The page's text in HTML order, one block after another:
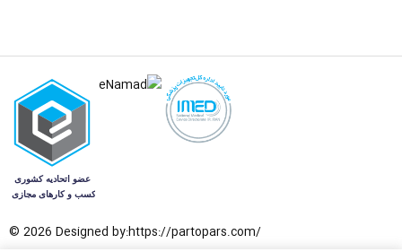
© 2026 Designed by:https://partopars.com/